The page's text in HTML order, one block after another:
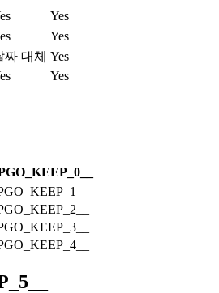
Yes
Yes
짜 대체 Yes
Yes